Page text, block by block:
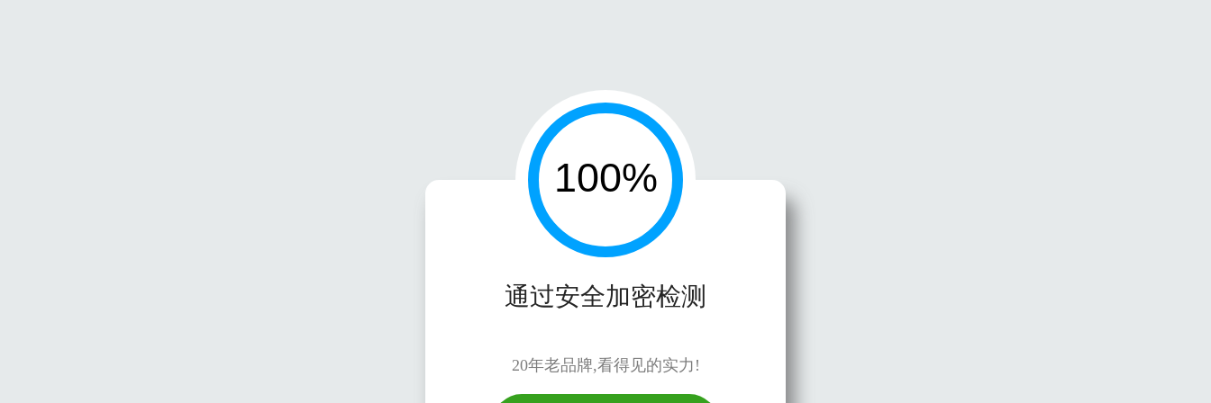
通过安全加密检测
20年老品牌,看得见的实力!